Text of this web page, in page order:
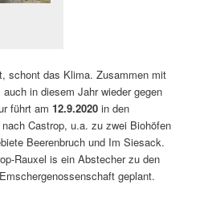
schont das Klima. Zusammen mit
in diesem Jahr wieder gegen
führt am12.9.2020 in den
Castrop, u.a. zu zwei Biohöfen
Beerenbruch und Im Siesack.
Rauxel is ein Abstecher zu den
geplant.